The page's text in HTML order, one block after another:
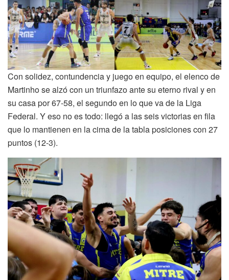
Con solidez, contundencia y juego en equipo, el elenco de
Martinho se alzó con un triunfazo ante su eterno rival y en
su casa por 67-58, el segundo en lo que va de la Liga
Federal. Y eso no es todo: llegó a las seis victorias en fila
que lo mantienen en la cima de la tabla posiciones con 27
puntos (12-3).